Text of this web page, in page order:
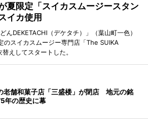
夏限定「スイカスムージースタン
イカ使用
んDEKETACHI（デケタチ）」（葉山町一色）
のスイカスムージー専門店「The SUIKA
えしてスタートした。
老舗和菓子店「三盛楼」が閉店 地元の銘
年の歴史に幕